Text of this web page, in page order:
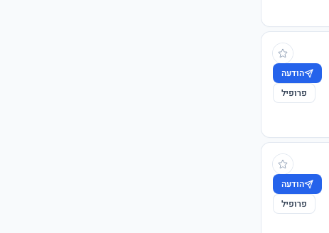
הודעה
פרופיל
הודעה
פרופיל